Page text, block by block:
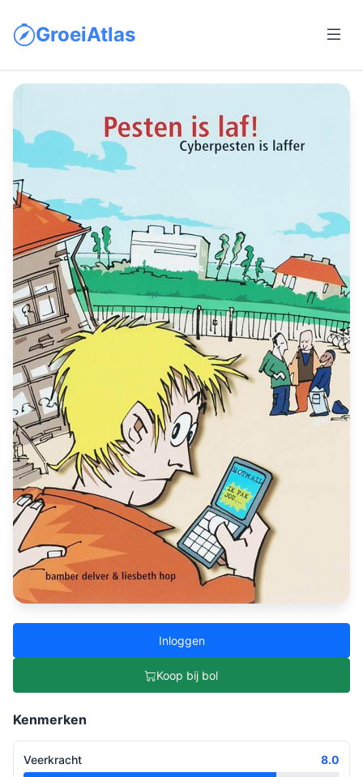
GroeiAtlas
Inloggen
Koop bij bol
Kenmerken
Veerkracht 8.0